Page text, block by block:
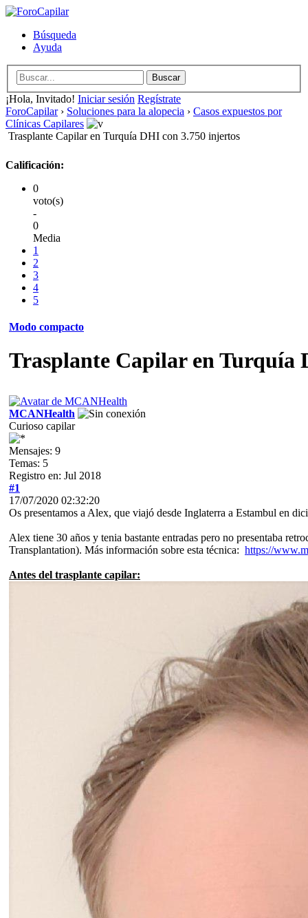
Búsqueda
Ayuda
¡Hola, Invitado! Iniciar sesión Regístrate
ForoCapilar› Soluciones para la alopecia › Casos expuestos por
Clínicas Capilares
Trasplante Capilar en Turquía DHI con 3.750 injertos
Calificación:
0
voto(s)
-
0
Media
1
2
3
4
5
Modo compacto
Trasplante Capilar en Turquía
MCANHealth
Curioso capilar
Mensajes: 9
Temas: 5
Registro en: Jul 2018
#1
17/07/2020 02:32:20
Os presentamos a Alex, que viajó desde Inglaterra a Estambul en
Alex tiene 30 años y tenia bastante entradas pero no presentaba
Transplantation). Más información sobre esta técnica: https://
Antes del trasplante capilar: